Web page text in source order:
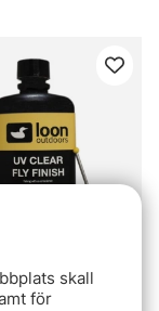
Fly Finish
oz.)
skall
för